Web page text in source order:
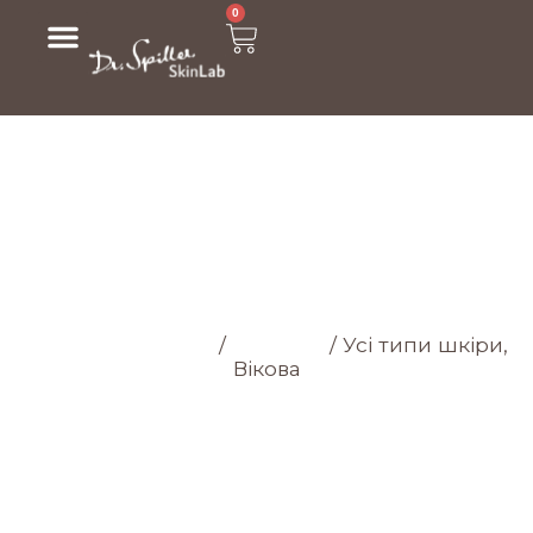
0
/ /Усі типи шкіри,
Вікова